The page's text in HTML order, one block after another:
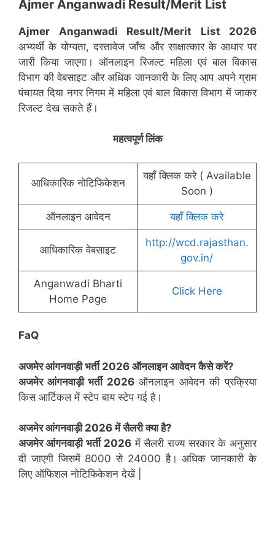
Ajmer Anganwadi Result/Merit List
Ajmer Anganwadi Result/Merit List 2026
अभ्यर्थी के योग्यता, दस्तावेज जाँच और साक्षात्कार के आधार पर
जारी किया जाएगा। ऑनलाइन रिजल्ट महिला एवं बाल विकास
विभाग की वेबसाइट और अधिक जानकारी के लिए आप अपने ग्राम
पंचायत दिया नगर निगम में महिला एवं बाल विकास विभाग में जाकर
रिजल्ट देख सकते हैं।
महत्वपूर्ण लिंक
आधिकारिक नोटिफिकेशन
यहाँ क्लिक करे ( Available
Soon )
ऑनलाइन आवेदन यहाँ क्लिक करे
आधिकारिक वेबसाइट
http://wcd.rajasthan.
gov.in/
Anganwadi Bharti
Home Page
Click Here
FaQ
अजमेरआंगनवाड़ी भर्ती 2026 ऑनलाइन आवेदन कैसे करें?
अजमेर आंगनवाड़ी भर्ती 2026ऑनलाइन आवेदन की प्रक्रिया
किस आर्टिकल में स्टेप बाय स्टेप गई है।
अजमेरआंगनवाड़ी 2026 में सैलरी क्या है?
अजमेरआंगनवाड़ी भर्ती 2026में सैलरी राज्य सरकार के अनुसार
दी जाएगी जिसमें 8000 से 24000 है। अधिक जानकारी के
लिए ऑफिशल नोटिफिकेशन देखें |